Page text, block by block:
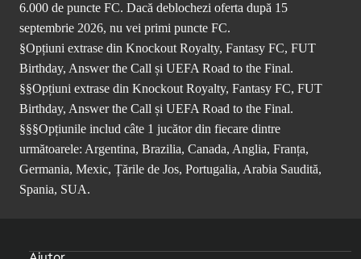
6.000 de puncte FC. Dacă deblochezi oferta după 15
septembrie 2026, nu vei primi puncte FC.
§Opțiuni extrase din Knockout Royalty, Fantasy FC, FUT
Birthday, Answer the Call și UEFA Road to the Final.
§§Opțiuni extrase din Knockout Royalty, Fantasy FC, FUT
Birthday, Answer the Call și UEFA Road to the Final.
§§§Opțiunile includ câte 1 jucător din fiecare dintre
următoarele: Argentina, Brazilia, Canada, Anglia, Franța,
Germania, Mexic, Țările de Jos, Portugalia, Arabia Saudită,
Spania, SUA.